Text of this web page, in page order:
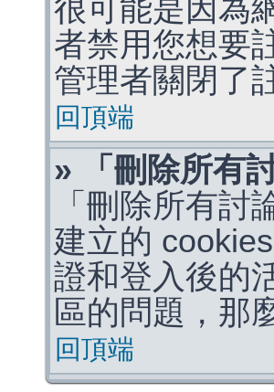
很可能是因為
者禁用您想要
管理者關閉了
回頂端
» 「刪除所有
「刪除所有
建立的
證和登入後的
區的問題，那
回頂端